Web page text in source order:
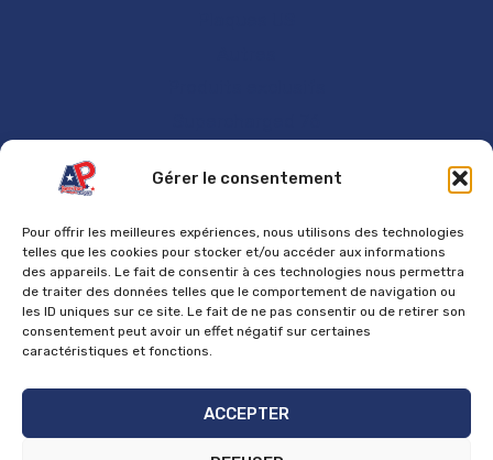
Gérer le consentement
Pour offrir les meilleures expériences, nous utilisons des technologies
telles que les cookies pour stocker et/ou accéder aux informations
des appareils. Le fait de consentir à ces technologies nous permettra
de traiter des données telles que le comportement de navigation ou
les ID uniques sur ce site. Le fait de ne pas consentir ou de retirer son
consentement peut avoir un effet négatif sur certaines
caractéristiques et fonctions.
ACCEPTER
GÉNÉRAL
Contact
Mentions Légales
Politique de cookies
Politique de confidentialité
Politique de retours et de remboursements